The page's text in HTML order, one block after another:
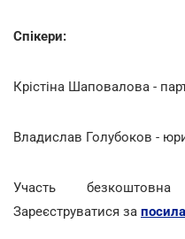
Спікери:
Крістіна Шаповалова -
Владислав Голубоков -
Участь
Зареєструватися за